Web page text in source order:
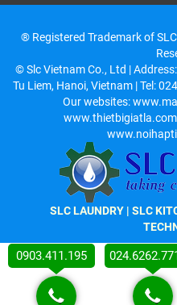
® Registered Trademark of
© Slc Vietnam Co., Ltd |
Tu Liem, Hanoi, Vietnam | Tel:
Our websites:
SLC LAUNDRY | SLC
0903.411.195